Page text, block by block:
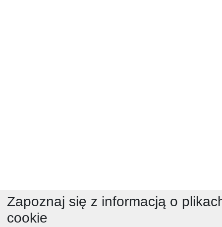
Zapoznaj się z informacją o
cookie